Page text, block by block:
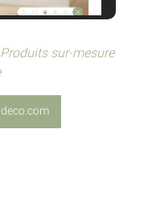
Produits sur-mesure